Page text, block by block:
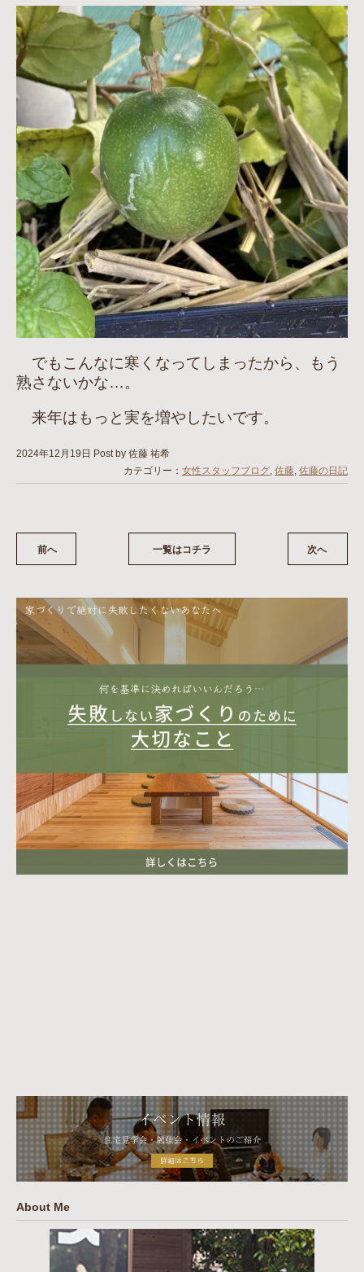
でもこんなに寒くなってしまったから、もう
熟さないかな…。
来年はもっと実を増やしたいです。
2024年12月19日 Post by 佐藤 祐希
カテゴリー： 女性スタッフブログ, 佐藤, 佐藤の日記
前へ 一覧はコチラ 次へ
About Me